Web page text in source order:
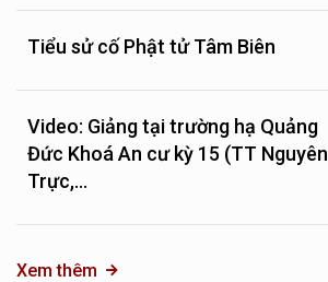
Tiểu sử cố Phật tử Tâm Biên
Video: Giảng tại trường hạ Quảng
Đức Khoá An cư kỳ 15 (TT Nguyên
Trực,...
Xem thêm